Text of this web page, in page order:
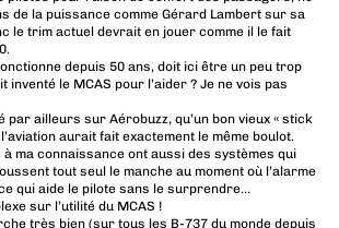
de la puissance comme Gérard Lambert sur sa
le trim actuel devrait en jouer comme il le fait
depuis 50 ans, doit ici être un peu trop
inventé le MCAS pour l’aider ? Je ne vois pas
par ailleurs sur Aérobuzz, qu’un bon vieux « stick
aurait fait exactement le même boulot.
ma connaissance ont aussi des systèmes qui
tout seul le manche au moment où l’alarme
qui aide le pilote sans le surprendre…
sur l’utilité du MCAS !
très bien (sur tous les B-737 du monde depuis